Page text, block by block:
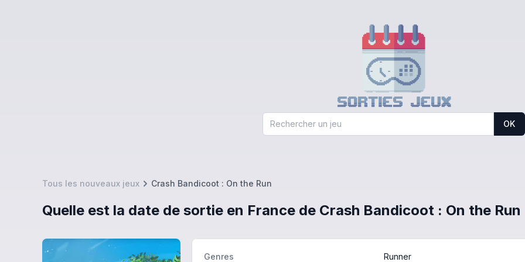
OK
Tous les nouveaux jeux Crash Bandicoot : On the Run
Quelle est la date de sortie en France de Crash Bandicoot : On the Run
Genres Runner